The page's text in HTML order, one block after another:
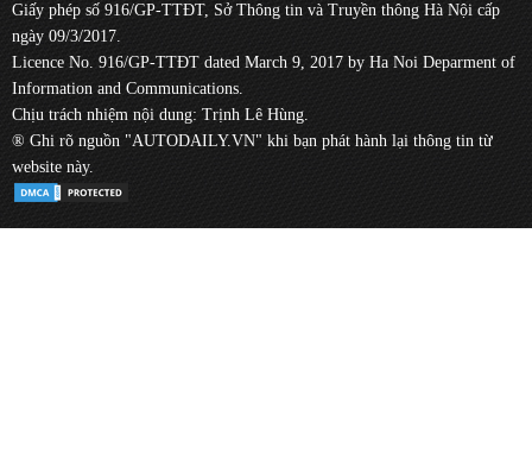
Giấy phép số 916/GP-TTĐT, Sở Thông tin và Truyền thông Hà Nội cấp
ngày 09/3/2017.
Licence No. 916/GP-TTĐT dated March 9, 2017 by Ha Noi Deparment of
Information and Communications.
Chịu trách nhiệm nội dung: Trịnh Lê Hùng.
® Ghi rõ nguồn "AUTODAILY.VN" khi bạn phát hành lại thông tin từ
website này.